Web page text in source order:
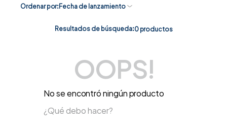
Ordenar por Fecha de lanzamiento
Resultados de búsqueda:0 productos
OOPS!
No se encontró ningún producto
¿Qué debo hacer?